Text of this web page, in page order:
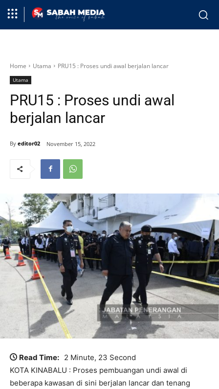
Home Utama PRU15 : Proses undi awal berjalan lancar
Utama
PRU15 : Proses undi awal
berjalan lancar
By editor02 November 15, 2022
Read Time: 2 Minute, 23 Second
KOTA KINABALU : Proses pembuangan undi awal di
beberapa kawasan di sini berjalan lancar dan tenang